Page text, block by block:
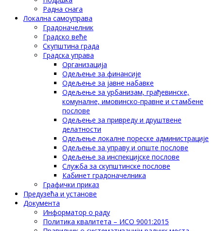
Радна снага
Локална самоуправа
Градоначелник
Градско веће
Скупштина града
Градска управа
Организација
Одељење за финансије
Одељење за јавне набавке
Одељење за урбанизам, грађевинске,
комуналне, имовинско-правне и стамбене
послове
Одељење за привреду и друштвене
делатности
Одељење локалне пореске администрације
Одељење за управу и опште послове
Одељење за инспекцијске послове
Служба за скупштинске послове
Кабинет градоначелника
Графички приказ
Предузећа и установе
Документа
Информатор о раду
Политика квалитета – ИСО 9001:2015